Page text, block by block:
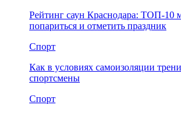
Рейтинг саун Краснодара: ТОП-10
попариться и отметить праздник
Спорт
Как в условиях самоизоляции
спортсмены
Спорт